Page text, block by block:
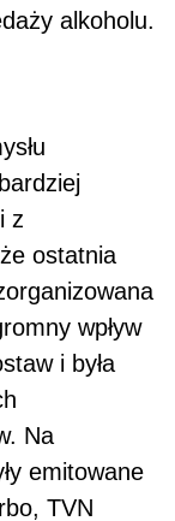
alkoholu.
z
ostatnia
wpływ
i była
Na
emitowane
TVN